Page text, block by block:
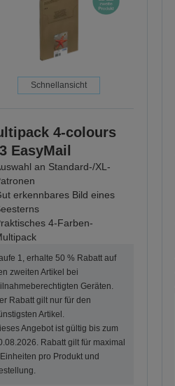
Schnellansicht
4-colours
EasyMail
an Standard-/XL-
erkennbares Bild eines
4-Farben-
1, erhalte 50 % Rabatt auf
zweiten Artikel bei
Geräten.
Rabatt gilt nur für den
Artikel.
Angebot ist gültig bis zum
Rabatt gilt für maximal
pro Produkt und